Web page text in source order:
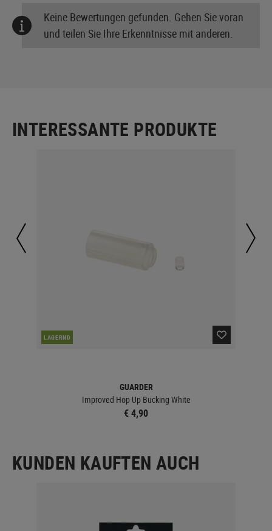
Keine Bewertungen gefunden. Gehen Sie voran
und teilen Sie Ihre Erkenntnisse mit anderen.
INTERESSANTE PRODUKTE
LAGERND
GUARDER
Improved Hop Up Bucking White
€ 4,90
KUNDEN KAUFTEN AUCH